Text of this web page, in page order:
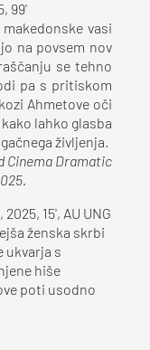
99'
vasi
na povsem nov
se tehno
pa s pritiskom
Ahmetove oči
lahko glasba
življenja.
Cinema Dramatic
15', AU UNG
ženska skrbi
ukvarja s
hiše
poti usodno